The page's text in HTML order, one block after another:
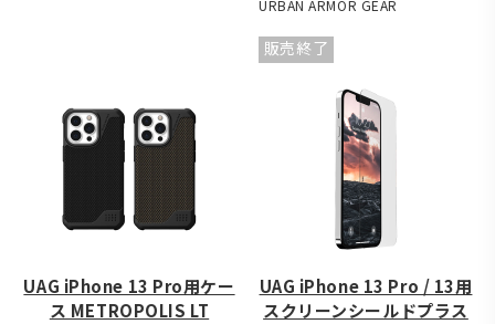
URBAN ARMOR GEAR
UAG iPhone 13 Pro用ケー
ス METROPOLIS LT
販売終了
UAG iPhone 13 Pro / 13用
スクリーンシールドプラス